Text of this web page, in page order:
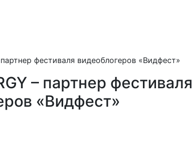
фестиваля видеоблогеров «Видфест»
– партнер фестиваля
«Видфест»